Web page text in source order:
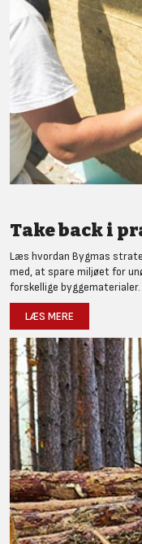
Take back i
Læs hvordan Bygmas
med, at spare miljøet for
forskellige byggematerialer.
LÆS MERE